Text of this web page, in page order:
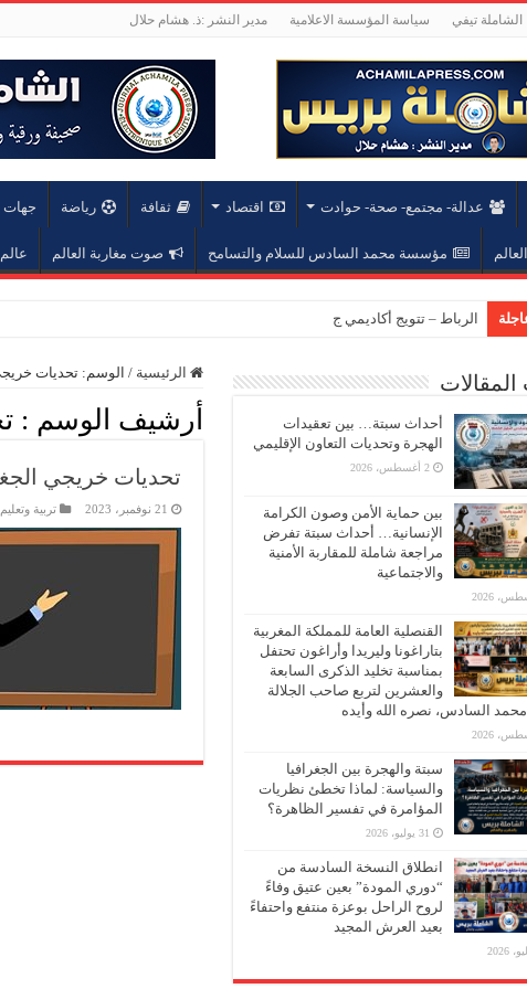
الشاملة تيفي سياسة المؤسسة الاعلامية مدير النشر :ذ. هشام حلال
عدالة- مجتمع- صحة- حوادت اقتصاد ثقافة رياضة جهات
مؤسسة محمد السادس للسلام والتسامح صوت مغاربة العالم
الرباط – تتويج أكاديمي جديد بجامعة محمد الخامس
الرئيسية / الوسم:تحديات
أرشيف الوسم :
تحديات خريجي
21 نوفمبر، 2023 تربية وتعليم
أحداث سبتة… بين تعقيدات
الهجرة وتحديات التعاون الإقليمي
2 أغسطس، 2026
بين حماية الأمن وصون الكرامة
الإنسانية… أحداث سبتة تفرض
مراجعة شاملة للمقاربة الأمنية
والاجتماعية
القنصلية العامة للمملكة المغربية
بتاراغونا وليريدا وأراغون تحتفل
بمناسبة تخليد الذكرى السابعة
والعشرين لتربع صاحب الجلالة
محمد السادس، نصره الله وأيده
سبتة والهجرة بين الجغرافيا
والسياسة: لماذا تخطئ نظريات
المؤامرة في تفسير الظاهرة؟
31 يوليو، 2026
انطلاق النسخة السادسة من
“دوري المودة” بعين عتيق وفاءً
لروح الراحل بوعزة منتفع واحتفاءً
بعيد العرش المجيد